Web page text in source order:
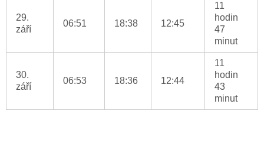
29.
září
06:51 18:38 12:45
11
hodin
47
minut
30.
září
06:53 18:36 12:44
11
hodin
43
minut